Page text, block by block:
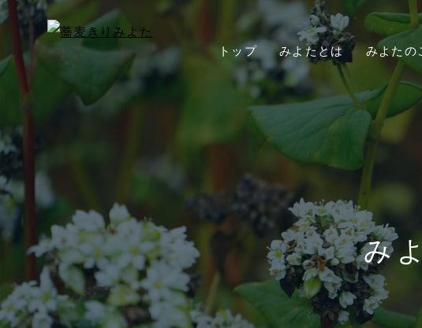
トップ みよたとは みよたの
み